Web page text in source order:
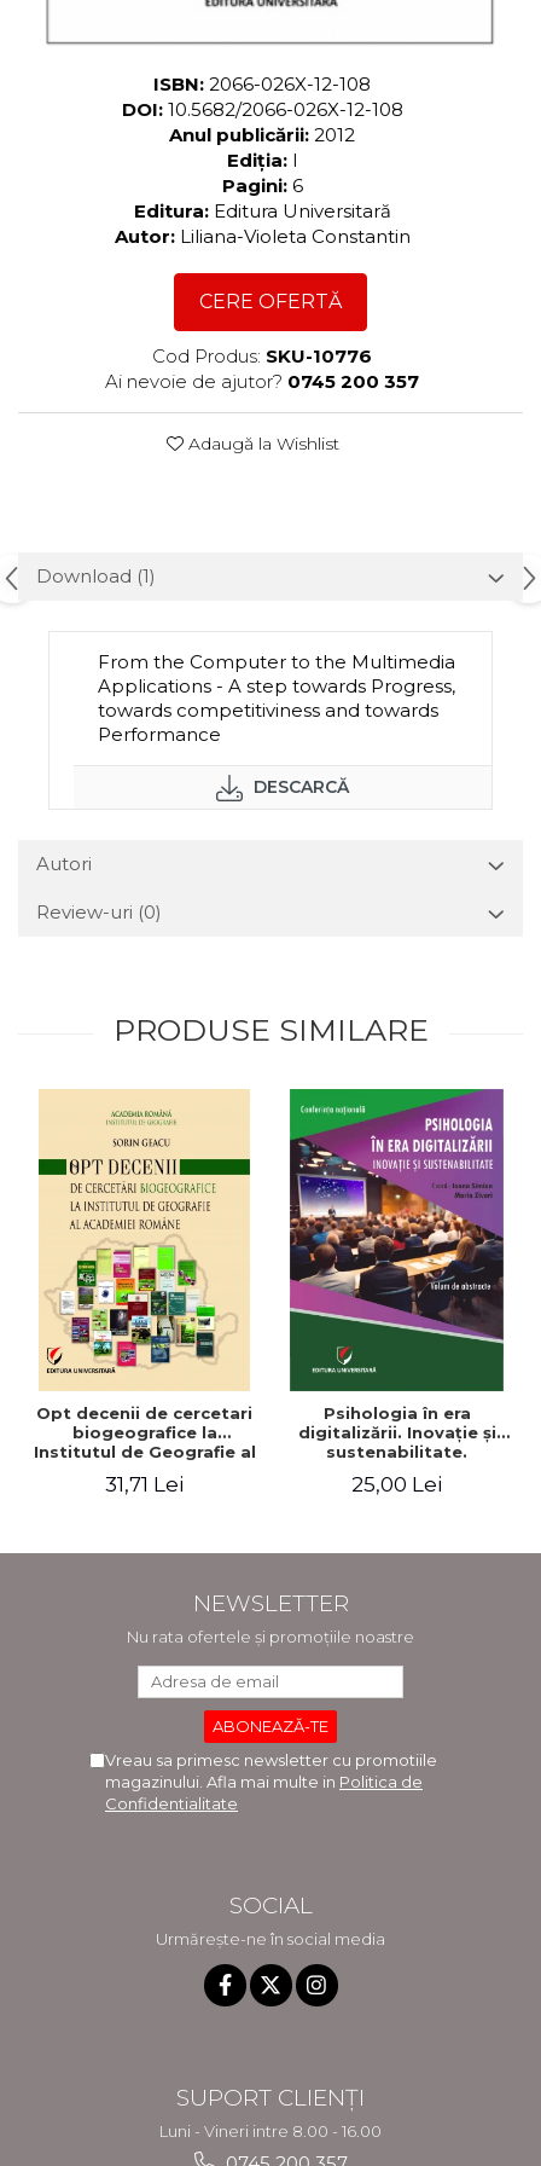
ISBN: 2066-026X-12-108
DOI: 10.5682/2066-026X-12-108
Anul publicării: 2012
Ediția: I
Pagini: 6
Editura: Editura Universitară
Autor: Liliana-Violeta Constantin
CERE OFERTĂ
Cod Produs: SKU-10776
Ai nevoie de ajutor? 0745 200 357
Adaugă la Wishlist
Download (1)
From the Computer to the Multimedia
Applications - A step towards Progress,
towards competitiviness and towards
Performance
DESCARCĂ
Autori
Review-uri (0)
PRODUSE SIMILARE
Opt decenii de cercetari
biogeografice la
Institutul de Geografie al
31,71 Lei
Psihologia în era
digitalizării. Inovaţie şi
sustenabilitate.
Volum de abstracte
25,00 Lei
NEWSLETTER
Nu rata ofertele și promoțiile noastre
Vreau sa primesc newsletter cu promotiile
magazinului. Afla mai multe in Politica de
Confidentialitate
SOCIAL
Urmărește-ne în social media
SUPORT CLIENȚI
Luni - Vineri intre 8.00 - 16.00